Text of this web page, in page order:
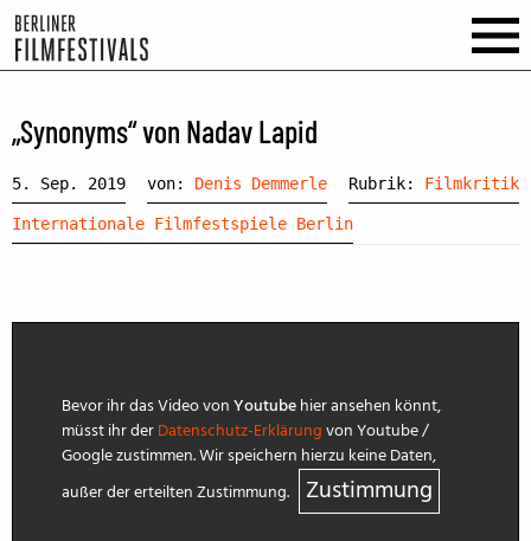
„Synonyms“ von Nadav Lapid
5. Sep. 2019 von: Denis Demmerle Rubrik: Filmkritik
Internationale Filmfestspiele Berlin
Bevor ihr das Video vonYoutubehier ansehen könnt,
müsst ihr derDatenschutz-Erklärungvon Youtube /
Google zustimmen. Wir speichern hierzu keine Daten,
außer der erteilten Zustimmung.
Zustimmung